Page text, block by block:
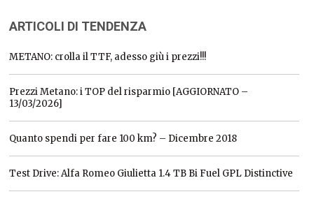
ARTICOLI DI TENDENZA
METANO: crolla il TTF, adesso giù i prezzi!!!
Prezzi Metano: i TOP del risparmio [AGGIORNATO –
13/03/2026]
Quanto spendi per fare 100 km? – Dicembre 2018
Test Drive: Alfa Romeo Giulietta 1.4 TB Bi Fuel GPL Distinctive